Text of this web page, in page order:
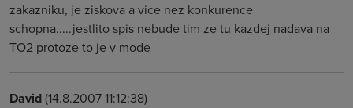
zakazniku, je ziskova a vice nez konkurence
schopna.....jestlito spis nebude tim ze tu kazdej nadava na
TO2 protoze to je v mode
David(14.8.2007 11:12:38)